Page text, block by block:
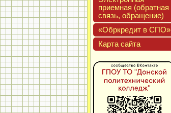
при­ем­ная (об­ратная
связь, об­ра­щение)
«Обркре­дит в СПО»
Кар­та сай­та